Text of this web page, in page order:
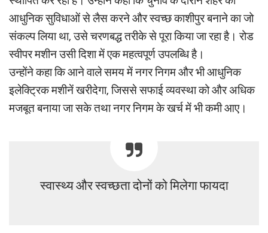
आधुनिक सुविधाओं से लैस करने और स्वच्छ काशीपुर बनाने का जो
संकल्प लिया था, उसे चरणबद्ध तरीके से पूरा किया जा रहा है। रोड
स्वीपर मशीन उसी दिशा में एक महत्वपूर्ण उपलब्धि है।
उन्होंने कहा कि आने वाले समय में नगर निगम और भी आधुनिक
इलेक्ट्रिक मशीनें खरीदेगा, जिससे सफाई व्यवस्था को और अधिक
मजबूत बनाया जा सके तथा नगर निगम के खर्च में भी कमी आए।
स्वास्थ्य और स्वच्छता दोनों को मिलेगा फायदा